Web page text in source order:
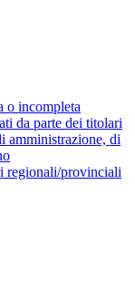
o incompleta
da parte dei titolari
amministrazione, di
regionali/provinciali